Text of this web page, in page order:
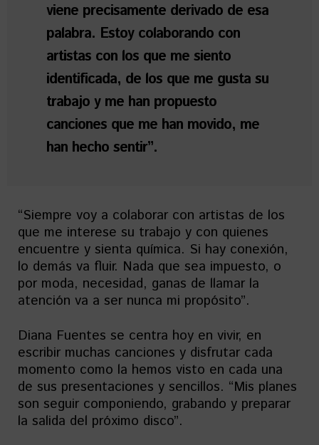
viene precisamente derivado de esa
palabra. Estoy colaborando con
artistas con los que me siento
identificada, de los que me gusta su
trabajo y me han propuesto
canciones que me han movido, me
han hecho sentir”.
“Siempre voy a colaborar con artistas de los
que me interese su trabajo y con quienes
encuentre y sienta química. Si hay conexión,
lo demás va fluir. Nada que sea impuesto, o
por moda, necesidad, ganas de llamar la
atención va a ser nunca mi propósito”.
Diana Fuentes se centra hoy en vivir, en
escribir muchas canciones y disfrutar cada
momento como la hemos visto en cada una
de sus presentaciones y sencillos. “Mis planes
son seguir componiendo, grabando y preparar
la salida del próximo disco”.